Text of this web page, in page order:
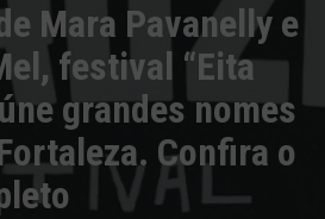
Mara Pavanelly e
festival “Eita
grandes nomes
Confira o